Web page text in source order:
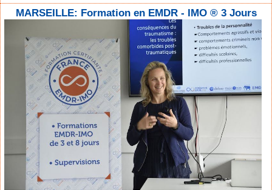
MARSEILLE: Formation en EMDR - IMO ® 3 Jours